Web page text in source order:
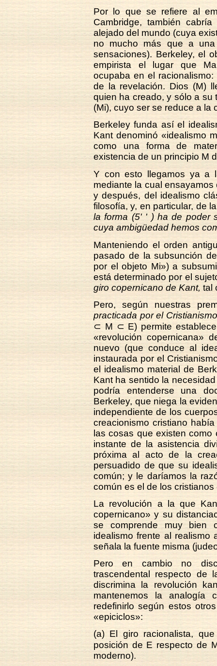
Por lo que se refiere al
Cambridge, también
alejado del mundo (cuya
no mucho más que a
sensaciones). Berkeley, el
empirista el lugar que
ocupaba en el
de la revelación. Dios (M)
quien ha creado, y sólo a su
(Mi), cuyo ser se reduce a la
Berkeley funda así el
Kant denominó «idealismo
como una forma de
existencia de un principio M
Y con esto llegamos ya
mediante la cual
y después, del idealismo
filosofía, y, en particular, de
la forma (5' ' ) ha de poder
cuya ambigüedad hemos
Manteniendo el orden
pasado de la subsunción
por el objeto Mi») a
está determinado por el
giro copernicano de Kant, tal
Pero, según nuestras
practicada por el
⊂ M ⊂ E) permite
«revolución copernicana»
nuevo (que conduce al
instaurada por el
el idealismo material de
Kant ha sentido la
podría entenderse una
Berkeley, que niega la
independiente de los
creacionismo cristiano
las cosas que existen como
instante de la asistencia
próxima al acto de la
persuadido de que su
común; y le daríamos la
común es el de los cristianos
La revolución a la que
copernicano» y su
se comprende muy bien
idealismo frente al realismo
señala la fuente misma
Pero en cambio no
trascendental respecto de
discrimina la revolución
mantenemos la analogía
redefinirlo según estos
«epiciclos»:
(a) El giro racionalista,
posición de E respecto de
moderno).